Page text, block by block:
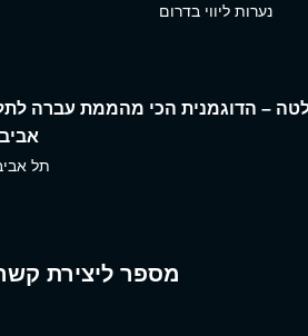
נערות ליווי בדרום
– הדוגמנית הכי מהממת עברה
תל
מספר ליצירת